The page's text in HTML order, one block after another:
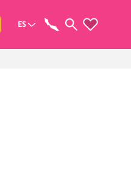
ES Compartir